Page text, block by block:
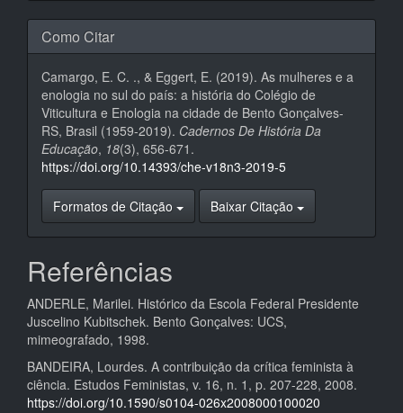
Como Citar
Camargo, E. C. ., & Eggert, E. (2019). As mulheres e a
enologia no sul do país: a história do Colégio de
Viticultura e Enologia na cidade de Bento Gonçalves-
RS, Brasil (1959-2019). Cadernos De História Da
Educação, 18(3), 656-671.
https://doi.org/10.14393/che-v18n3-2019-5
Formatos de Citação Baixar Citação
Referências
ANDERLE, Marilei. Histórico da Escola Federal Presidente
Juscelino Kubitschek. Bento Gonçalves: UCS,
mimeografado, 1998.
BANDEIRA, Lourdes. A contribuição da crítica feminista à
ciência. Estudos Feministas, v. 16, n. 1, p. 207-228, 2008.
https://doi.org/10.1590/s0104-026x2008000100020